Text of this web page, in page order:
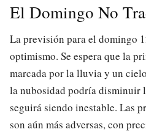
El Domingo No
La previsión para el domingo
optimismo. Se espera que la
marcada por la lluvia y un
la nubosidad podría disminuir
seguirá siendo inestable. Las
son aún más adversas, con